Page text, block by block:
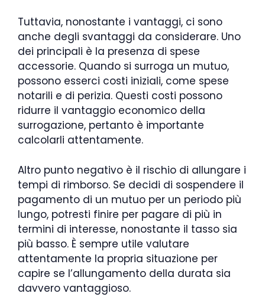
Tuttavia, nonostante i vantaggi, ci sono
anche degli svantaggi da considerare. Uno
dei principali è la presenza di spese
accessorie. Quando si surroga un mutuo,
possono esserci costi iniziali, come spese
notarili e di perizia. Questi costi possono
ridurre il vantaggio economico della
surrogazione, pertanto è importante
calcolarli attentamente.
Altro punto negativo è il rischio di allungare i
tempi di rimborso. Se decidi di sospendere il
pagamento di un mutuo per un periodo più
lungo, potresti finire per pagare di più in
termini di interesse, nonostante il tasso sia
più basso. È sempre utile valutare
attentamente la propria situazione per
capire se l’allungamento della durata sia
davvero vantaggioso.